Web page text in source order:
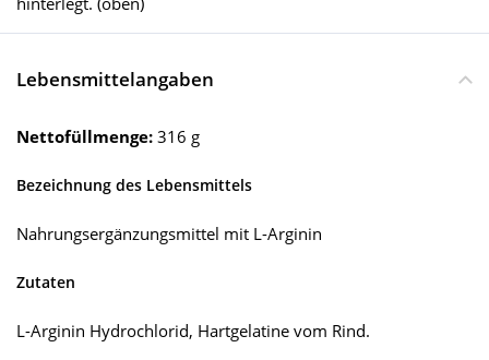
Lebensmittelangaben
Nettofüllmenge: 316 g
Bezeichnung des Lebensmittels
Nahrungsergänzungsmittel mit L-Arginin
Zutaten
L-Arginin Hydrochlorid, Hartgelatine vom Rind.